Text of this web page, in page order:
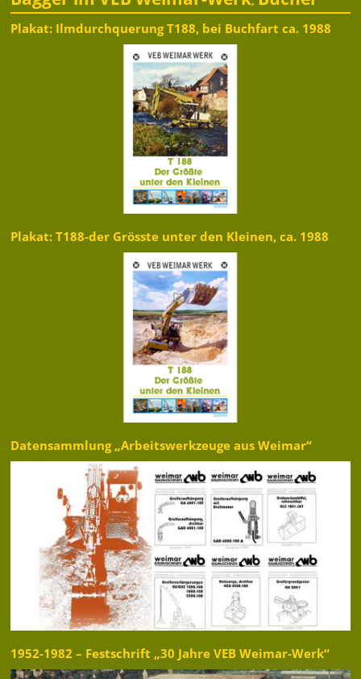
Plakat: Ilmdurchquerung T188, bei Buchfart ca. 1988
Plakat: T188-der Grösste unter den Kleinen, ca. 1988
Datensammlung „Arbeitswerkzeuge aus Weimar“
1952-1982 – Festschrift „30 Jahre VEB Weimar-Werk“